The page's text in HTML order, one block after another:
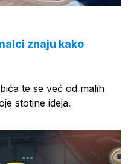
znaju kako
te se već od malih
stotine ideja.